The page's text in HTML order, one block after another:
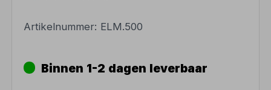
Artikelnummer: ELM.500
Binnen 1-2 dagen leverbaar